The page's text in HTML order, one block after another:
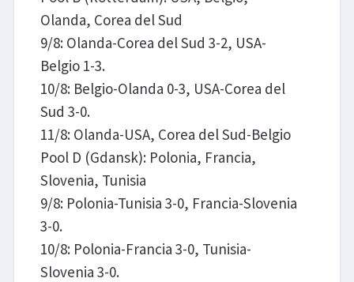
Olanda, Corea del Sud
9/8: Olanda-Corea del Sud 3-2, USA-
Belgio 1-3.
10/8: Belgio-Olanda 0-3, USA-Corea del
Sud 3-0.
11/8: Olanda-USA, Corea del Sud-Belgio​
Pool D (Gdansk): Polonia, Francia,
Slovenia, Tunisia
9/8: Polonia-Tunisia 3-0, Francia-Slovenia
3-0.
10/8: Polonia-Francia 3-0, Tunisia-
Slovenia 3-0.